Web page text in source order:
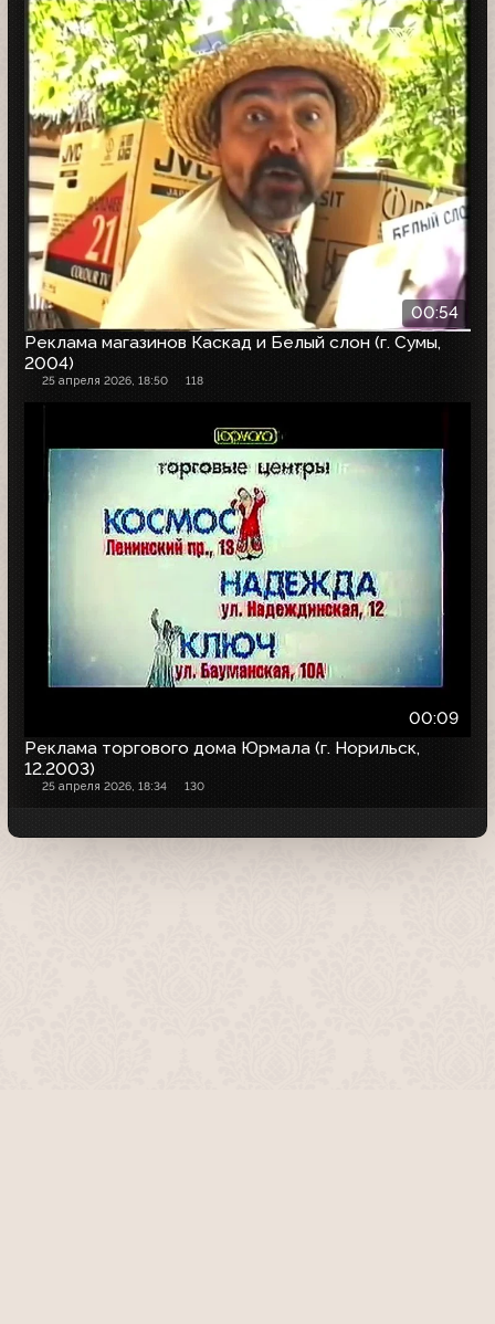
00:54
Реклама магазинов Каскад и Белый слон (г. Сумы,
2004)
25 апреля 2026, 18:50 118
00:09
Реклама торгового дома Юрмала (г. Норильск,
12.2003)
25 апреля 2026, 18:34 130